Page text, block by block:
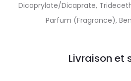
Dicaprylate/Dicaprate,
Parfum (Fragrance),
Livraison et